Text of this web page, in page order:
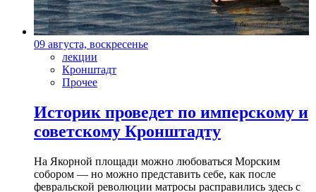
09 августа, воскресенье
лекции
Кронштадт
Прочее
Историк проведет по имперскому и
советскому Кронштадту
На Якорной площади можно любоваться Морским
собором — но можно представить себе, как после
февральской революции матросы расправились здесь с